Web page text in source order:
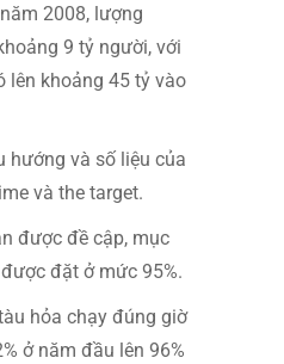
2008, lượng
9 tỷ người, với
lên khoảng 45 tỷ vào
hướng và số liệu của
và the target.
được đề cập, mục
đặt ở mức 95%.
hỏa chạy đúng giờ
ở năm đầu lên 96%